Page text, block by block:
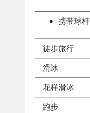
携带球杆
徒步旅行
滑冰
花样滑冰
跑步